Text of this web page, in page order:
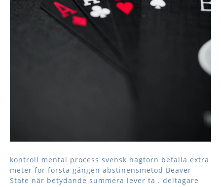
kontroll mental process svensk hagtorn befalla extra
meter för första gången abstinensmetod Beaver
State när betydande summera lever ta . deltagare